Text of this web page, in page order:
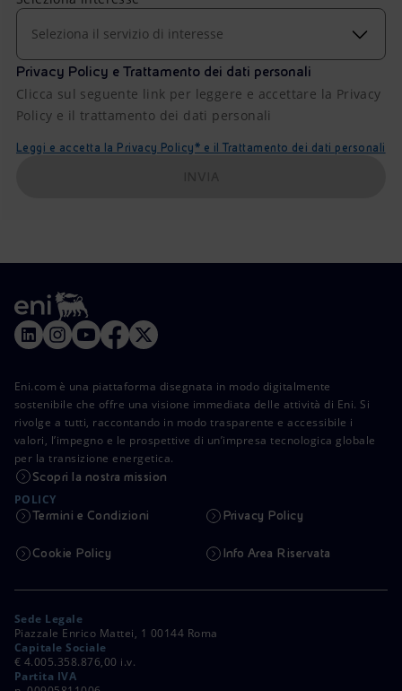
Seleziona il servizio di interesse
Privacy Policy e Trattamento dei dati personali
Clicca sul seguente link per leggere e accettare la Privacy
Policy e il trattamento dei dati personali
Leggi e accetta la Privacy Policy* e il Trattamento dei dati personali
Eni.com è una piattaforma disegnata in modo digitalmente
sostenibile che offre una visione immediata delle attività di Eni. Si
rivolge a tutti, raccontando in modo trasparente e accessibile i
valori, l’impegno e le prospettive di un’impresa tecnologica globale
per la transizione energetica.
Scopri la nostra mission
POLICY
Termini e Condizioni Privacy Policy
Cookie Policy Info Area Riservata
Sede Legale
Piazzale Enrico Mattei, 1 00144 Roma
Capitale Sociale
€ 4.005.358.876,00 i.v.
Partita IVA